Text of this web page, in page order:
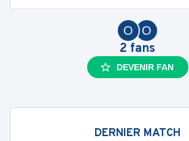
O
O
2 fans
DEVENIR FAN
DERNIER MATCH